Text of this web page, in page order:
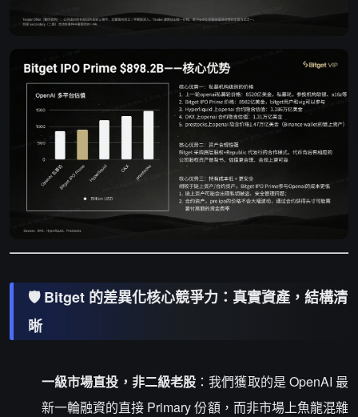
🛡️ Bitget 的差異化核心競爭力：真實資產，結構清
晰
一級市場直投，非二級老股 ：我們獲取的是 OpenAI 最
新一輪融資的直接 Primary 份額，而非市場上魚龍混雜